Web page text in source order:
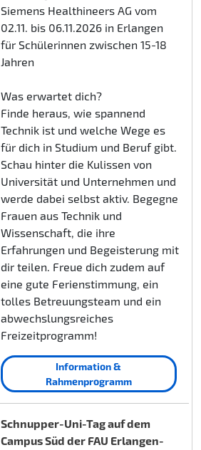
Siemens Healthineers AG vom
02.11. bis 06.11.2026 in Erlangen
für Schülerinnen zwischen 15-18
Jahren
Was erwartet dich?
Finde heraus, wie spannend
Technik ist und welche Wege es
für dich in Studium und Beruf gibt.
Schau hinter die Kulissen von
Universität und Unternehmen und
werde dabei selbst aktiv. Begegne
Frauen aus Technik und
Wissenschaft, die ihre
Erfahrungen und Begeisterung mit
dir teilen. Freue dich zudem auf
eine gute Ferienstimmung, ein
tolles Betreuungsteam und ein
abwechslungsreiches
Freizeitprogramm!
Information &
Rahmenprogramm
Schnupper-Uni-Tag auf dem
Campus Süd der FAU Erlangen-